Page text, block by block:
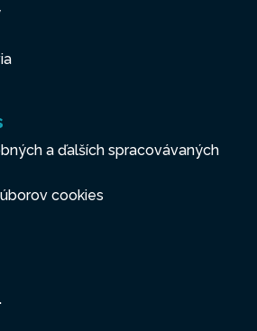
a ďalších spracovávaných
cookies